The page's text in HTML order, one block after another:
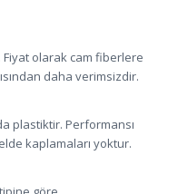
Fiyat olarak cam fiberlere
daha verimsizdir.
plastiktir. Performansı
kaplamaları yoktur.